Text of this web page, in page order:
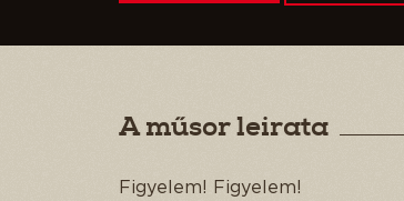
A műsor leirata
Figyelem! Figyelem!